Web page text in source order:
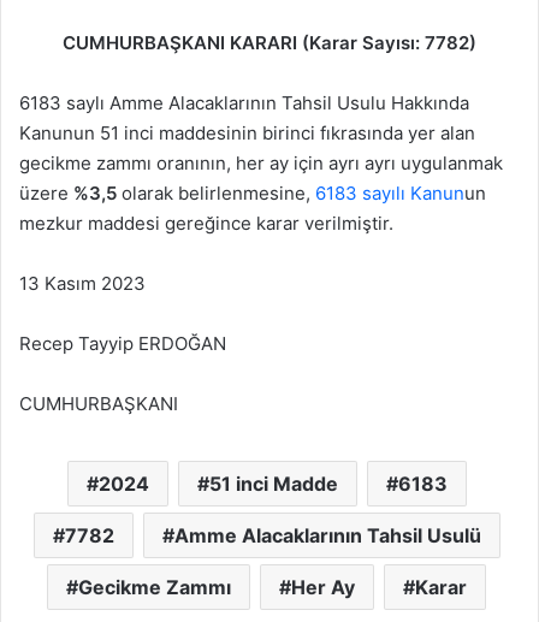
CUMHURBAŞKANI KARARI (Karar Sayısı: 7782)
6183 saylı Amme Alacaklarının Tahsil Usulu Hakkında
Kanunun 51 inci maddesinin birinci fıkrasında yer alan
gecikme zammı oranının, her ay için ayrı ayrı uygulanmak
üzere %3,5 olarak belirlenmesine, 6183 sayılı Kanunun
mezkur maddesi gereğince karar verilmiştir.
13 Kasım 2023
Recep Tayyip ERDOĞAN
CUMHURBAŞKANI
2024 51 inci Madde 6183
7782 Amme Alacaklarının Tahsil Usulü
Gecikme Zammı Her Ay Karar